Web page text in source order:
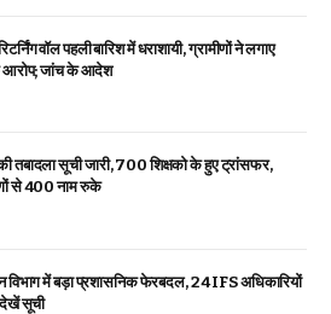
वॉल पहली बारिश में धराशायी, ग्रामीणों ने लगाए
आरोप; जांच के आदेश
की तबादला सूची जारी, 700 शिक्षको के हुए ट्रांसफर,
से 400 नाम रुके
विभाग में बड़ा प्रशासनिक फेरबदल, 24 IFS अधिकारियों
देखें सूची